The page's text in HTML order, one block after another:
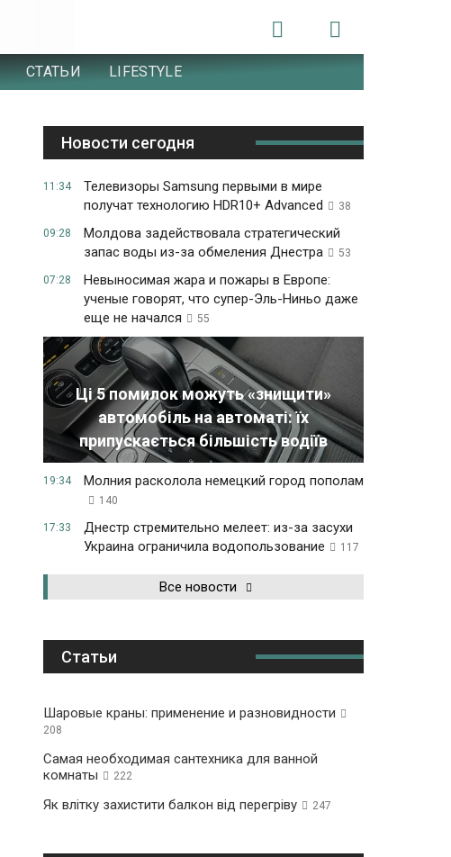
СТАТЬИ LIFESTYLE
Новости сегодня
11:34
Телевизоры Samsung первыми в мире
получат технологию HDR10+ Advanced
38
09:28
Молдова задействовала стратегический
запас воды из-за обмеления Днестра
53
07:28
Невыносимая жара и пожары в Европе:
ученые говорят, что супер-Эль-Ниньо даже
еще не начался
55
Ці 5 помилок можуть «знищити»
автомобіль на автоматі: їх
припускається більшість водіїв
19:34 Молния расколола немецкий город пополам
140
17:33
Днестр стремительно мелеет: из-за засухи
Украина ограничила водопользование
117
Все новости
Статьи
Шаровые краны: применение и разновидности
208
Самая необходимая сантехника для ванной
комнаты
222
Як влітку захистити балкон від перегріву 247